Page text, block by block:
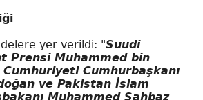
yer verildi: "Suudi
Prensi Muhammed bin
Cumhurbaşkanı
ve Pakistan İslam
Muhammed Şahbaz